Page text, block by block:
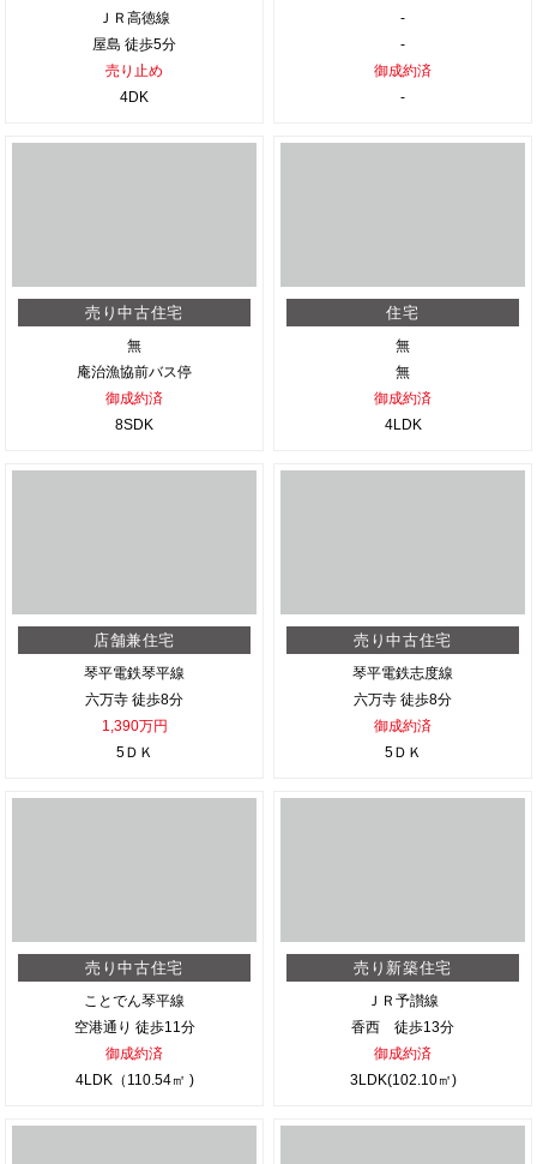
ＪＲ高徳線
屋島 徒歩5分
売り止め
4DK
-
-
御成約済
-
売り中古住宅
無
庵治漁協前バス停
御成約済
8SDK
住宅
無
無
御成約済
4LDK
店舗兼住宅
琴平電鉄琴平線
六万寺 徒歩8分
1,390万円
5ＤＫ
売り中古住宅
琴平電鉄志度線
六万寺 徒歩8分
御成約済
5ＤＫ
売り中古住宅
ことでん琴平線
空港通り 徒歩11分
御成約済
4LDK（110.54㎡ )
売り新築住宅
ＪＲ予讃線
香西 徒歩13分
御成約済
3LDK(102.10㎡)